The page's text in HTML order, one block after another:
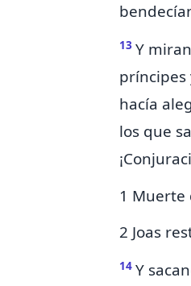
13 Y
príncipes
hacía
los que
1 Muerte
2 Joas
14 Y